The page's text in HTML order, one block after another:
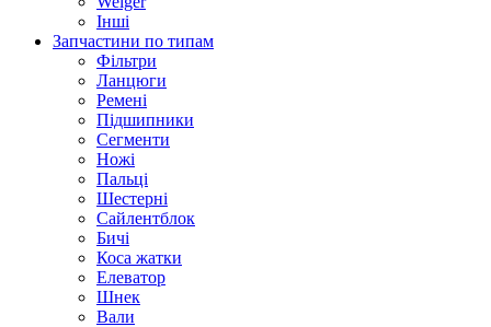
Інші
Запчастини по типам
Фільтри
Ланцюги
Ремені
Підшипники
Сегменти
Ножі
Пальці
Шестерні
Сайлентблок
Бичі
Коса жатки
Елеватор
Шнек
Вали